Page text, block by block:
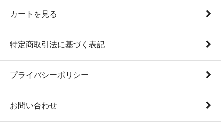
カートを見る
特定商取引法に基づく表記
プライバシーポリシー
お問い合わせ